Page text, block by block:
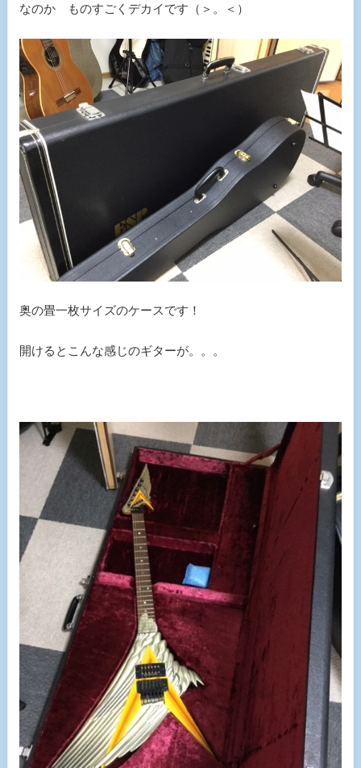
なのか ものすごくデカイです（＞。＜）
奥の畳一枚サイズのケースです！
開けるとこんな感じのギターが。。。